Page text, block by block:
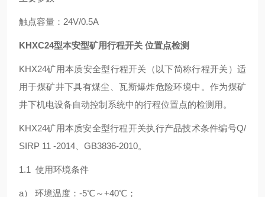
触点容量：24V/0.5A
KHXC24型本安型矿用行程开关 位置点检测
KHX24矿用本质安全型行程开关（以下简称行程开关）适
用于煤矿井下具有煤尘、瓦斯爆炸危险环境中。作为煤矿
井下机电设备自动控制系统中的行程位置点的检测用。
KHX24矿用本质安全型行程开关执行产品技术条件编号Q/
SIRP 11 -2014、GB3836-2010。
1.1 使用环境条件
a） 环境温度：-5℃～+40℃；